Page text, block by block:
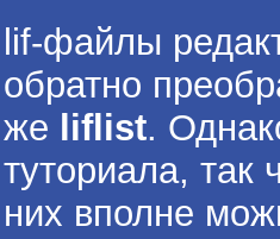
lif-файлы
обратно
же liflist.
туториала, так
них вполне